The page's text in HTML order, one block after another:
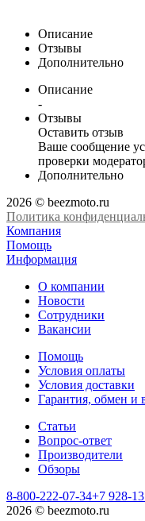
Описание
Отзывы
Дополнительно
Описание
-
Отзывы
Оставить отзыв
Ваше сообщение
проверки
Дополнительно
2026 © beezmoto.ru
Политика
Компания
Помощь
Информация
О компании
Новости
Сотрудники
Вакансии
Помощь
Условия оплаты
Условия доставки
Гарантия, обмен и
Статьи
Вопрос-ответ
Производители
Обзоры
8-800-222-07-34+7 928-
2026 © beezmoto.ru